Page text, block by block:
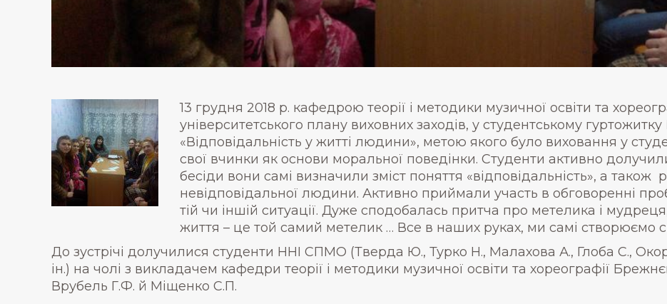
13 грудня 2018 р. кафедрою теорії і методики музичної освіти та
університетського плану виховних заходів, у студентському
«Відповідальність у житті людини», метою якого було виховання у
свої вчинки як основи моральної поведінки. Студенти активно
бесіди вони самі визначили зміст поняття «відповідальність», а також
невідповідальної людини. Активно приймали участь в обговоренні
тій чи іншій ситуації. Дуже сподобалась притча про метелика і
життя – це той самий метелик … Все в наших руках, ми самі створюємо
До зустрічі долучилися студенти ННІ СПМО (Тверда Ю., Турко Н., Малахова А., Глоба С.,
ін.) на чолі з викладачем кафедри теорії і методики музичної освіти та хореографії
Врубель Г.Ф. й Міщенко С.П.